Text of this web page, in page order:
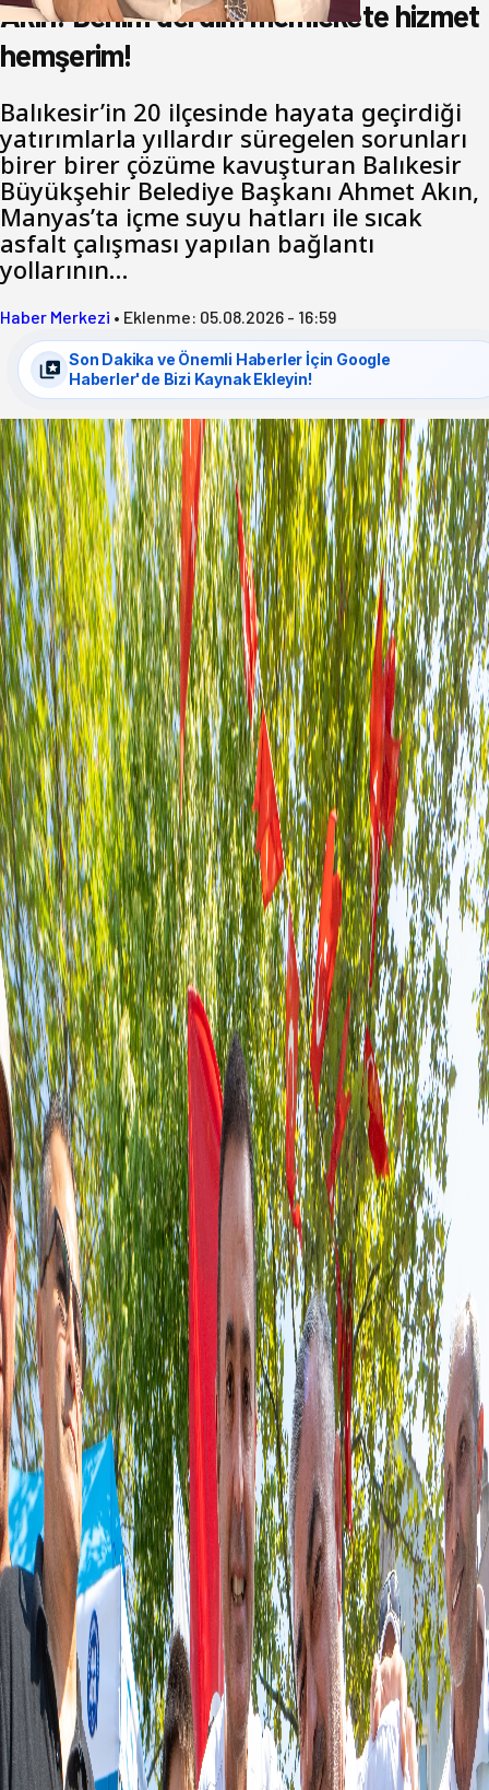
Akın: Benim derdim memlekete hizmet
hemşerim!
Balıkesir’in 20 ilçesinde hayata geçirdiği
yatırımlarla yıllardır süregelen sorunları
birer birer çözüme kavuşturan Balıkesir
Büyükşehir Belediye Başkanı Ahmet Akın,
Manyas’ta içme suyu hatları ile sıcak
asfalt çalışması yapılan bağlantı
yollarının…
Haber Merkezi • Eklenme: 05.08.2026 - 16:59
Son Dakika ve Önemli Haberler İçin Google
Haberler'de Bizi Kaynak Ekleyin!